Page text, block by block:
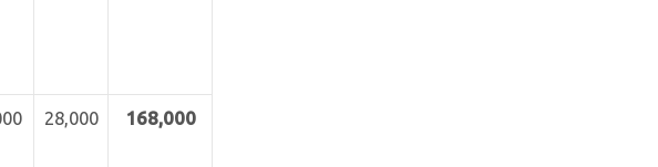
28,000 168,000